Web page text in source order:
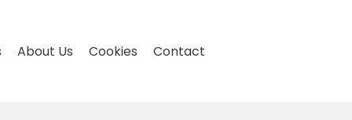
About Us Cookies Contact